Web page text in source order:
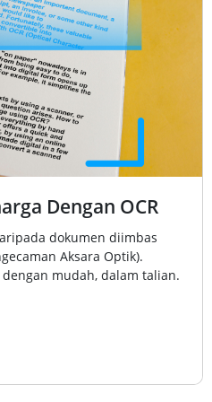
Dengan OCR
dokumen diimbas
Aksara Optik).
mudah, dalam talian.